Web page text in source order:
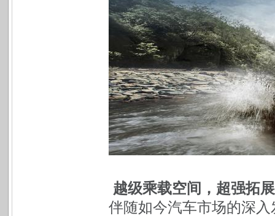
越级乘载空间，超强拓
伴随如今汽车市场的深